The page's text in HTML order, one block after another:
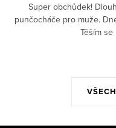
Super obchůdek!
punčocháče pro muže.
Těším